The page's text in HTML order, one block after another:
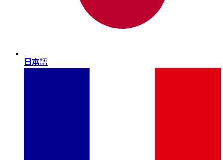
日本語